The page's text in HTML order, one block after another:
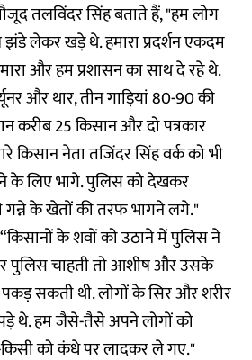
तलविंदर सिंह बताते हैं, "हम लोग
लेकर खड़े थे. हमारा प्रदर्शन एकदम
और हम प्रशासन का साथ दे रहे थे.
और थार, तीन गाड़ियां 80-90 की
करीब 25 किसान और दो पत्रकार
किसान नेता तजिंदर सिंह वर्क को भी
के लिए भागे. पुलिस को देखकर
के खेतों की तरफ भागने लगे."
के शवों को उठाने में पुलिस ने
पुलिस चाहती तो आशीष और उसके
सकती थी. लोगों के सिर और शरीर
थे. हम जैसे-तैसे अपने लोगों को
को कंधे पर लादकर ले गए."